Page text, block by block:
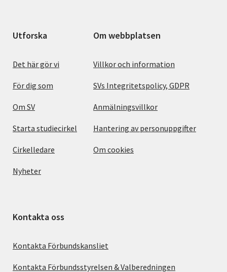
Utforska
Det här gör vi
För dig som
Om SV
Starta studiecirkel
Cirkelledare
Nyheter
Om webbplatsen
Villkor och information
SVs Integritetspolicy, GDPR
Anmälningsvillkor
Hantering av personuppgifter
Om cookies
Kontakta oss
Kontakta Förbundskansliet
Kontakta Förbundsstyrelsen & Valberedningen